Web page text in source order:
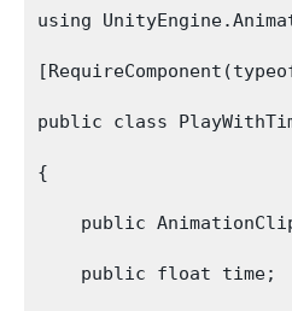
using
public class
{
public
    public float time;